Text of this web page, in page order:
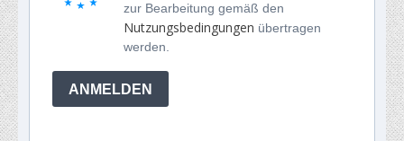
zur Bearbeitung gemäß den
Nutzungsbedingungen übertragen
werden.
ANMELDEN